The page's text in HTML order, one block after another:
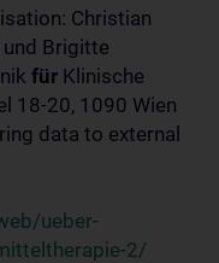
Christian
und Brigitte
für Klinische
18-20, 1090 Wien
data to external
ueber-
2/